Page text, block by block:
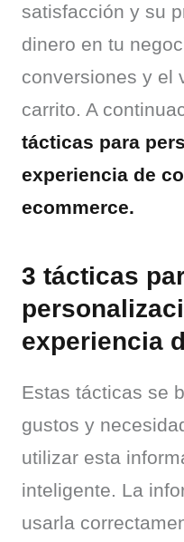
satisfacción y su
dinero en tu
conversiones y el
carrito. A
tácticas para
experiencia de
ecommerce.
3 tácticas
experiencia
Estas tácticas se
gustos y
utilizar esta
inteligente. La
usarla